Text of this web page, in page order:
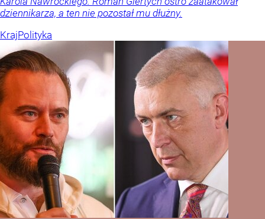
dziennikarza, a ten nie pozostał mu dłużny.
KrajPolityka